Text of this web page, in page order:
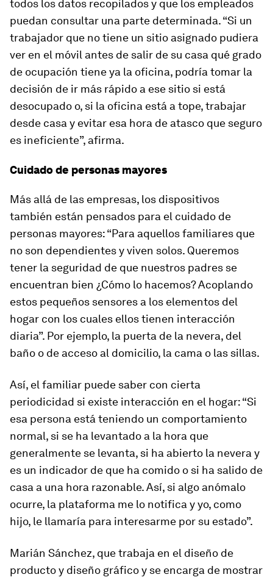
todos los datos recopilados y que los empleados
puedan consultar una parte determinada. “Si un
trabajador que no tiene un sitio asignado pudiera
ver en el móvil antes de salir de su casa qué grado
de ocupación tiene ya la oficina, podría tomar la
decisión de ir más rápido a ese sitio si está
desocupado o, si la oficina está a tope, trabajar
desde casa y evitar esa hora de atasco que seguro
es ineficiente”, afirma.
Cuidado de personas mayores
Más allá de las empresas, los dispositivos
también están pensados para el cuidado de
personas mayores: “Para aquellos familiares que
no son dependientes y viven solos. Queremos
tener la seguridad de que nuestros padres se
encuentran bien ¿Cómo lo hacemos? Acoplando
estos pequeños sensores a los elementos del
hogar con los cuales ellos tienen interacción
diaria”. Por ejemplo, la puerta de la nevera, del
baño o de acceso al domicilio, la cama o las sillas.
Así, el familiar puede saber con cierta
periodicidad si existe interacción en el hogar: “Si
esa persona está teniendo un comportamiento
normal, si se ha levantado a la hora que
generalmente se levanta, si ha abierto la nevera y
es un indicador de que ha comido o si ha salido de
casa a una hora razonable. Así, si algo anómalo
ocurre, la plataforma me lo notifica y yo, como
hijo, le llamaría para interesarme por su estado”.
Marián Sánchez, que trabaja en el diseño de
producto y diseño gráfico y se encarga de mostrar